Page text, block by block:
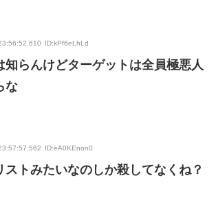
ID:kPf6eLhLd
知らんけどターゲットは全員極悪人
な
ID:eA0KEnon0
ストみたいなのしか殺してなくね？